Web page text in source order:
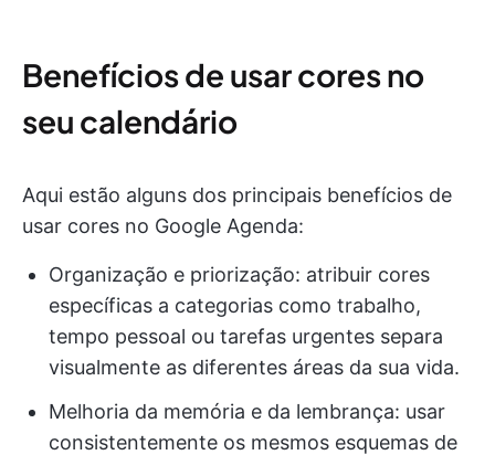
Benefícios de usar cores no
seu calendário
Aqui estão alguns dos principais benefícios de
usar cores no Google Agenda:
Organização e priorização: atribuir cores
específicas a categorias como trabalho,
tempo pessoal ou tarefas urgentes separa
visualmente as diferentes áreas da sua vida.
Melhoria da memória e da lembrança: usar
consistentemente os mesmos esquemas de